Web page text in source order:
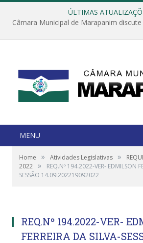
ÚLTIMAS
MENU
Home » Atividades Legislativas »
2022 »
REQ.Nº 194.2022-VER- EDMILSON
SESSÃO 14.09.202219092022
REQ.Nº 194.2022-VER-
FERREIRA DA SILVA-